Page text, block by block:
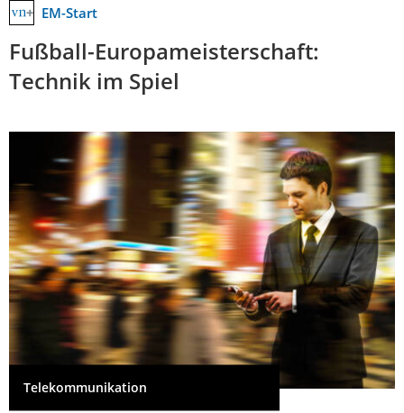
EM-Start
Fußball-Europameisterschaft:
Technik im Spiel
Telekommunikation